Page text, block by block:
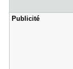
Publicité